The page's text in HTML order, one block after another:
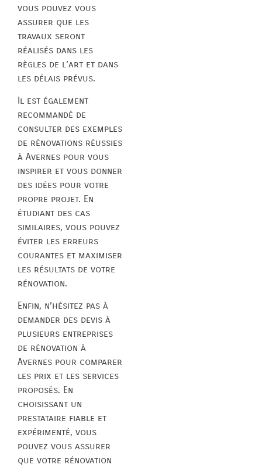
vous pouvez vous
assurer que les
travaux seront
réalisés dans les
règles de l’art et dans
les délais prévus.
Il est également
recommandé de
consulter des exemples
de rénovations réussies
à Avernes pour vous
inspirer et vous donner
des idées pour votre
propre projet. En
étudiant des cas
similaires, vous pouvez
éviter les erreurs
courantes et maximiser
les résultats de votre
rénovation.
Enfin, n’hésitez pas à
demander des devis à
plusieurs entreprises
de rénovation à
Avernes pour comparer
les prix et les services
proposés. En
choisissant un
prestataire fiable et
expérimenté, vous
pouvez vous assurer
que votre rénovation